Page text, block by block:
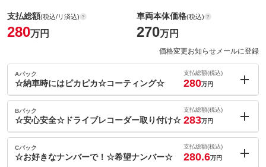
支払総額(税込/リ済込)
280万円
車両本体価格(税込)
270万円
価格変更お知らせメールに登録
Aパック
☆納車時にはピカピカ☆コーティング☆
支払総額(税込)
280万円
内：オプシ
ョン価格
(税込)
車両本体価
270万円
Bパック
☆安心安全☆ドライブレコーダー取り付け☆
支払総額(税込)
283万円
内：オプシ
ョン価格
(税込)
Cパック
☆お好きなナンバーで！☆希望ナンバー☆
支払総額(税込)
280.6万円